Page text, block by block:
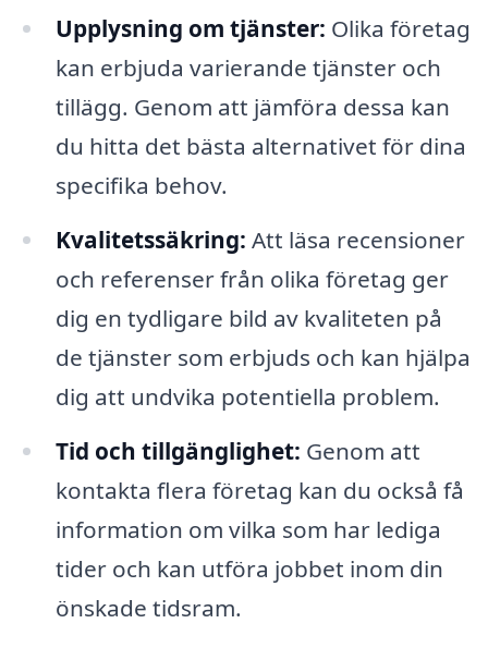
Upplysning om tjänster: Olika företag
kan erbjuda varierande tjänster och
tillägg. Genom att jämföra dessa kan
du hitta det bästa alternativet för dina
specifika behov.
Kvalitetssäkring: Att läsa recensioner
och referenser från olika företag ger
dig en tydligare bild av kvaliteten på
de tjänster som erbjuds och kan hjälpa
dig att undvika potentiella problem.
Tid och tillgänglighet: Genom att
kontakta flera företag kan du också få
information om vilka som har lediga
tider och kan utföra jobbet inom din
önskade tidsram.